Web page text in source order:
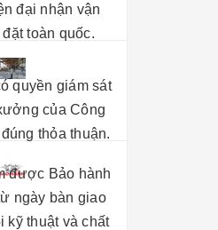
đại nhận vận
toàn quốc.
quyền giám sát
của Công
thỏa thuận.
được Bảo hành
ngày bàn giao
kỹ thuật và chất